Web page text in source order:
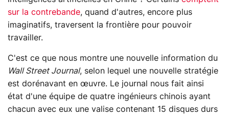
sur la contrebande, quand d'autres, encore plus
imaginatifs, traversent la frontière pour pouvoir
travailler.
C'est ce que nous montre une nouvelle information du
Wall Street Journal, selon lequel une nouvelle stratégie
est dorénavant en œuvre. Le journal nous fait ainsi
état d'une équipe de quatre ingénieurs chinois ayant
chacun avec eux une valise contenant 15 disques durs